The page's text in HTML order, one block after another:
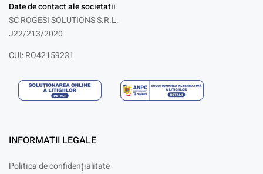
Date de contact ale societatii
SC ROGESI SOLUTIONS S.R.L.
J22/213/2020
CUI: RO42159231
INFORMATII LEGALE
Politica de confidențialitate